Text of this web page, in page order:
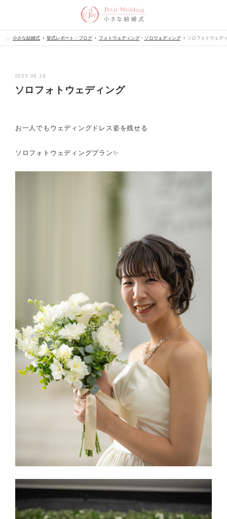
小さな結婚式 挙式レポート・ブログ フォトウェディング・ ソロウェディング ソロフォトウェデ
2025.09.18
ソロフォトウェディング
お一人でもウェディングドレス姿を残せる
ソロフォトウェディングプラン✨